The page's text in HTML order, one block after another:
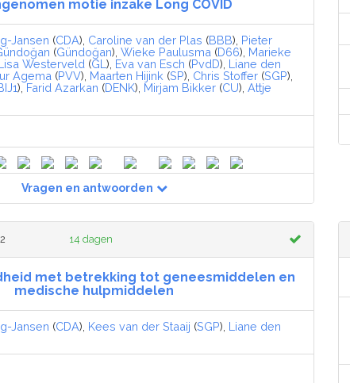
motie inzake Long COVID
Jansen (CDA), Caroline van der Plas (BBB), Pieter
(Gündoğan), Wieke Paulusma (D66), Marieke
Westerveld (GL ), Eva van Esch (PvdD), Liane den
Agema (PVV), Maarten Hijink (SP), Chris Stoffer (SGP),
), Farid Azarkan (DENK), Mirjam Bikker (CU), Attje
Vragen en antwoorden
14 dagen
met betrekking tot geneesmiddelen en
medische hulpmiddelen
Jansen (CDA), Kees van der Staaij (SGP), Liane den